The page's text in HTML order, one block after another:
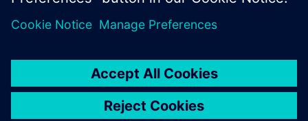
Productportfolio en prijzen kunnen variëren per
Bescherming persoonsgegevens
Gebruikershandleiding